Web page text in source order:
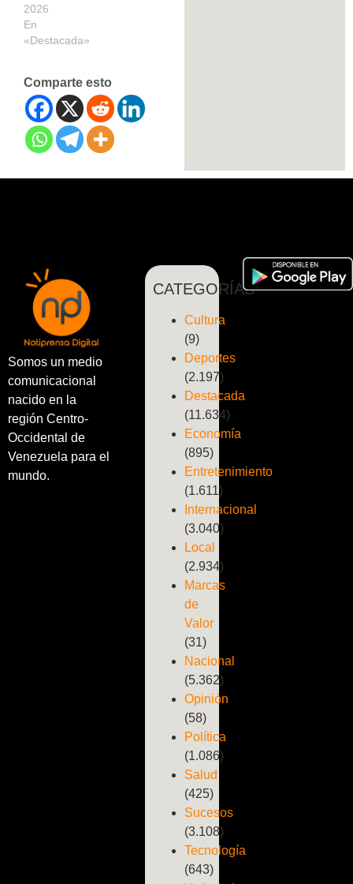
2026
En
«Destacada»
Comparte esto
Somos un medio
comunicacional
nacido en la
región Centro-
Occidental de
Venezuela para el
mundo.
CATEGORÍAS
Cultura
(9)
Deportes
(2.197)
Destacada
(11.634)
Economía
(895)
Entretenimiento
(1.611)
Internacional
(3.040)
Local
(2.934)
Marcas
de
Valor
(31)
Nacional
(5.362)
Opinión
(58)
Política
(1.086)
Salud
(425)
Sucesos
(3.108)
Tecnología
(643)